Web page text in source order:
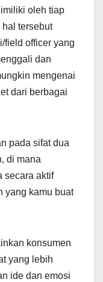
oleh tiap
tersebut
field officer yang
dan
mengenai
dari berbagai
pada sifat dua
di mana
secara aktif
yang kamu buat
konsumen
yang lebih
ide dan emosi